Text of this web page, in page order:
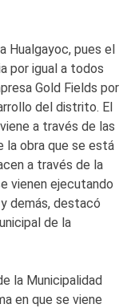
Hualgayoc, pues el
por igual a todos
Gold Fields por
del distrito. El
a través de las
la obra que se está
a través de la
vienen ejecutando
demás, destacó
de la
la Municipalidad
en que se viene